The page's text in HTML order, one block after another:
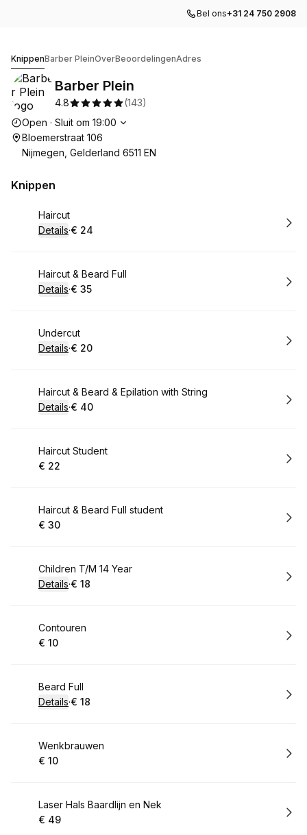
Bel ons+31 24 750 2908
KnippenBarber PleinOverBeoordelingenAdres
Barber Plein
4.8 (143)
Openingstijden
Open · Sluit om 19:00
Bloemerstraat 106
Nijmegen, Gelderland 6511 EN
Knippen
Boek
Haircut
Details·
.Prijs:
€ 24
Boek
Haircut & Beard Full
Details·
.Prijs:
€ 35
Boek
Undercut
Details·
.Prijs:
€ 20
Boek
Haircut & Beard & Epilation with String
Details·
.Prijs:
€ 40
Boek
Haircut Student
.Prijs:
€ 22
Boek
Haircut & Beard Full student
.Prijs:
€ 30
Boek
Children T/M 14 Year
Details·
.Prijs:
€ 18
Boek
Contouren
.Prijs:
€ 10
Boek
Beard Full
Details·
.Prijs:
€ 18
Boek
Wenkbrauwen
.Prijs:
€ 10
Boek
Laser Hals Baardlijn en Nek
.Prijs:
€ 49